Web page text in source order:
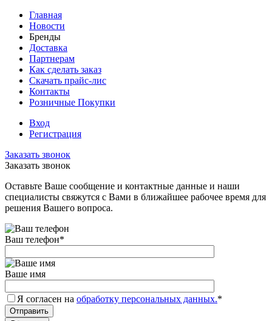
Главная
Новости
Бренды
Доставка
Партнерам
Как сделать заказ
Скачать прайс-лис
Контакты
Розничные Покупки
Вход
Регистрация
Заказать звонок
Заказать звонок
Оставьте Ваше сообщение и контактные данные и наши
специалисты свяжутся с Вами в ближайшее рабочее время для
решения Вашего вопроса.
Ваш телефон*
Ваше имя
Я согласен на обработку персональных данных.*